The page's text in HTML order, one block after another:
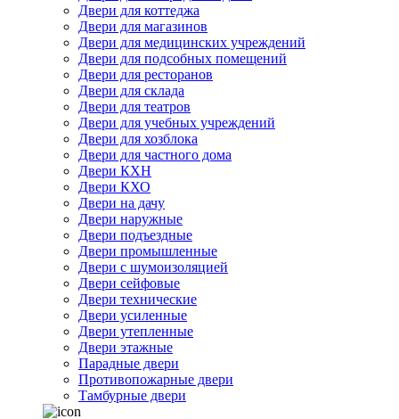
Двери для коттеджа
Двери для магазинов
Двери для медицинских учреждений
Двери для подсобных помещений
Двери для ресторанов
Двери для склада
Двери для театров
Двери для учебных учреждений
Двери для хозблока
Двери для частного дома
Двери КХН
Двери КХО
Двери на дачу
Двери наружные
Двери подъездные
Двери промышленные
Двери с шумоизоляцией
Двери сейфовые
Двери технические
Двери усиленные
Двери утепленные
Двери этажные
Парадные двери
Противопожарные двери
Тамбурные двери